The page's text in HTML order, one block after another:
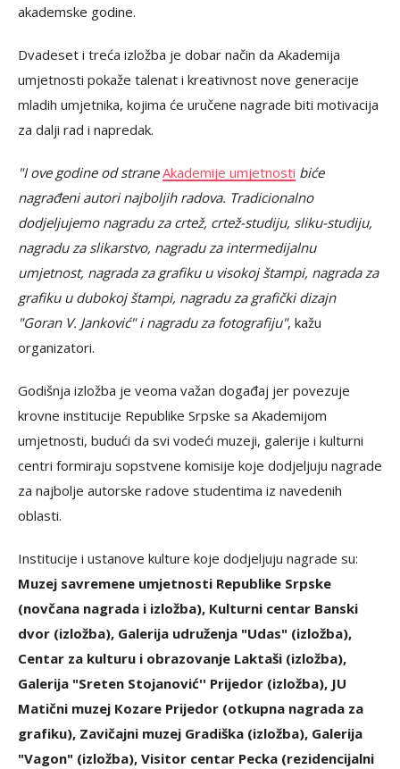
akademske godine.
Dvadeset i treća izložba je dobar način da Akademija
umjetnosti pokaže talenat i kreativnost nove generacije
mladih umjetnika, kojima će uručene nagrade biti motivacija
za dalji rad i napredak.
"I ove godine od straneAkademije umjetnosti biće
nagrađeni autori najboljih radova. Tradicionalno
dodjeljujemo nagradu za crtež, crtež-studiju, sliku-studiju,
nagradu za slikarstvo, nagradu za intermedijalnu
umjetnost, nagrada za grafiku u visokoj štampi, nagrada za
grafiku u dubokoj štampi, nagradu za grafički dizajn
"Goran V. Janković" i nagradu za fotografiju", kažu
organizatori.
Godišnja izložba je veoma važan događaj jer povezuje
krovne institucije Republike Srpske sa Akademijom
umjetnosti, budući da svi vodeći muzeji, galerije i kulturni
centri formiraju sopstvene komisije koje dodjeljuju nagrade
za najbolje autorske radove studentima iz navedenih
oblasti.
Institucije i ustanove kulture koje dodjeljuju nagrade su:
Muzej savremene umjetnosti Republike Srpske
(novčana nagrada i izložba), Кulturni centar Banski
dvor (izložba), Galerija udruženja "Udas" (izložba),
Centar za kulturu i obrazovanje Laktaši (izložba),
Galerija "Sreten Stojanović'' Prijedor (izložba), JU
Matični muzej Кozare Prijedor (otkupna nagrada za
grafiku), Zavičajni muzej Gradiška (izložba), Galerija
"Vagon" (izložba), Visitor centar Pecka (rezidencijalni